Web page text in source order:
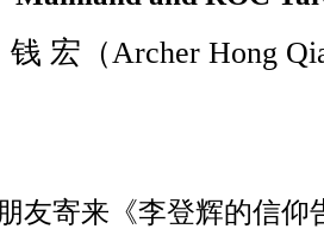
钱 宏（Archer Hong
友寄来《李登辉的信仰